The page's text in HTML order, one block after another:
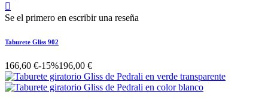

Se el primero en escribir una reseña
Taburete Gliss 902
166,60 €-15%196,00 €